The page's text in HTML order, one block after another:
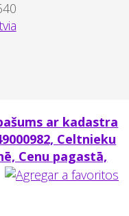
ar kadastra
Celtnieku
Cenu pagastā,